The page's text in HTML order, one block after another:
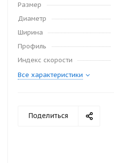
Размер
Диаметр
Ширина
Профиль
Индекс скорости
Все характеристики
Поделиться